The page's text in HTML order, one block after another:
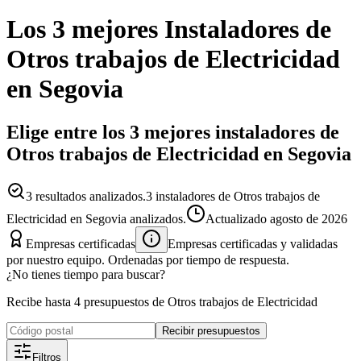
Los 3 mejores Instaladores de
Otros trabajos de Electricidad
en Segovia
Elige entre los 3 mejores instaladores de
Otros trabajos de Electricidad en Segovia
3 resultados analizados.3 instaladores de Otros trabajos de
Electricidad en Segovia analizados.
Actualizado agosto de 2026
Empresas certificadas
Empresas certificadas y validadas
por nuestro equipo. Ordenadas por tiempo de respuesta.
¿No tienes tiempo para buscar?
Recibe hasta 4 presupuestos de Otros trabajos de Electricidad
Recibir presupuestos
Filtros